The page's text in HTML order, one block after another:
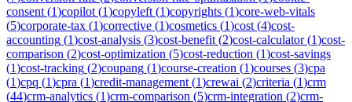
consent (1)copilot (1)copyleft (1)copyrights (1)core-web-vitals
(5)corporate-tax (1)corrective (1)cosmetics (1)cost (4)cost-
accounting (1)cost-analysis (3)cost-benefit (2)cost-calculator(1)cost-
comparison (2)cost-optimization (5)cost-reduction (1)cost-savings
(1)cost-tracking (2)coupang (1)course-creation (1)courses (3)cpa
(1)cpq (1)cpra (1)credit-management (1)crewai (2)criteria (1)crm
(44)crm-analytics (1)crm-comparison (5)crm-integration (2)crm-